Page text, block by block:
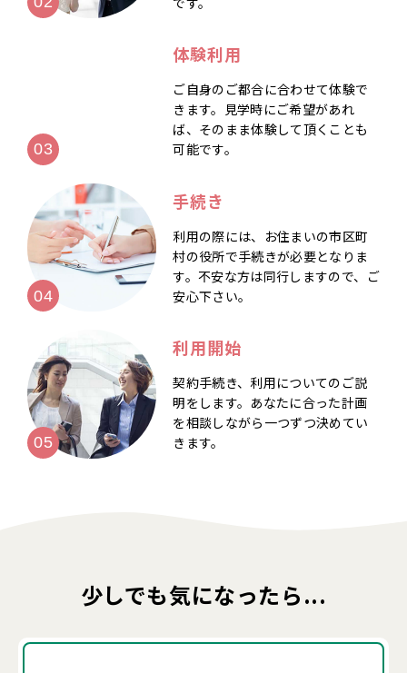
体験利用
ご自身のご都合に合わせて体験で
きます。見学時にご希望があれ
ば、そのまま体験して頂くことも
可能です。
手続き
利用の際には、お住まいの市区町
村の役所で手続きが必要となりま
す。不安な方は同行しますので、ご
安心下さい。
利用開始
契約手続き、利用についてのご説
明をします。あなたに合った計画
を相談しながら一つずつ決めてい
きます。
少しでも気になったら...